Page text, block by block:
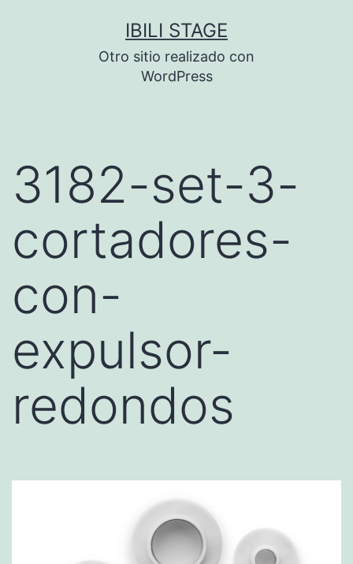
IBILI STAGE
Otro sitio realizado con
WordPress
3182-set-3-
cortadores-
con-
expulsor-
redondos